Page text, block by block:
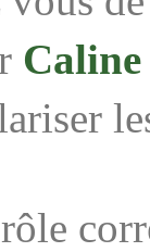
Caline